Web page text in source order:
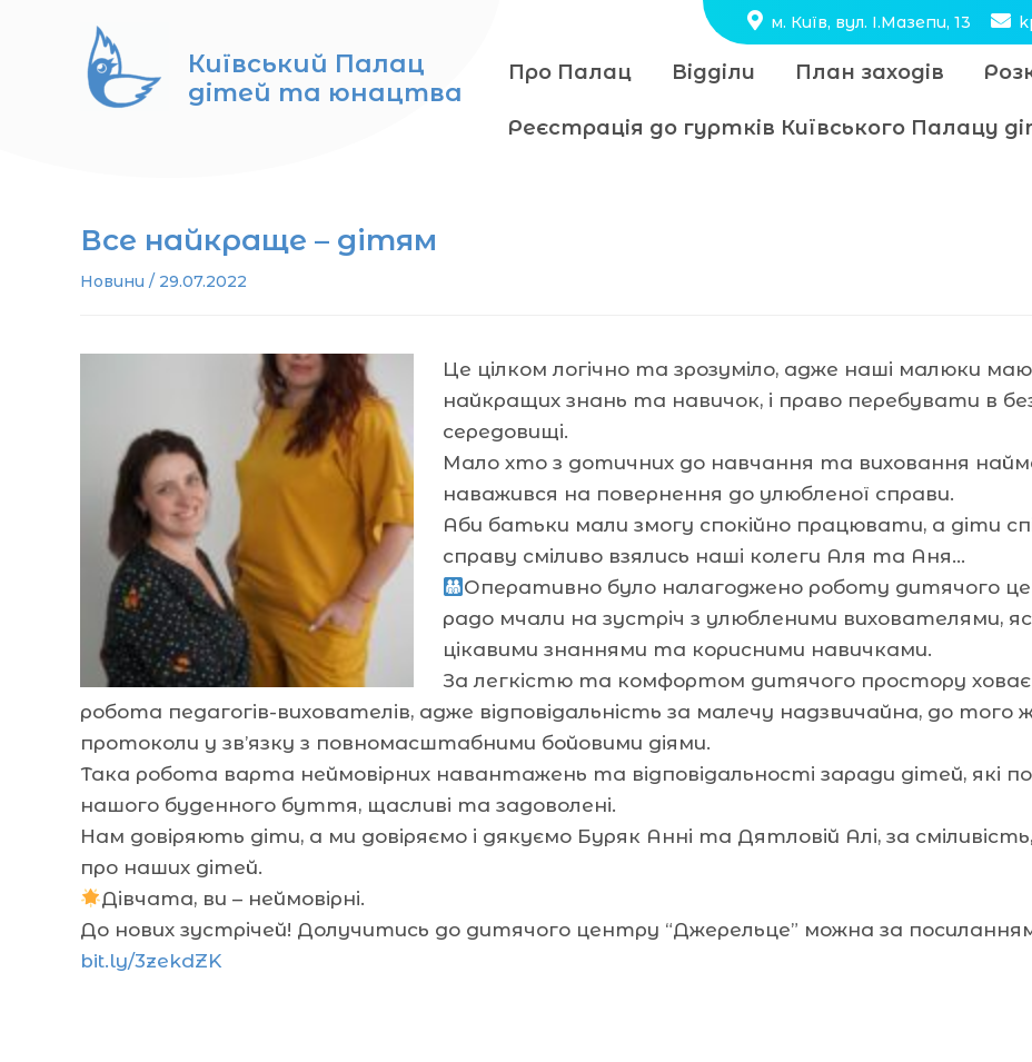
м. Київ, вул. І.Мазепи, 13
Київський Палац
дітей та юнацтва
Про Палац Відділи План заходів
Реєстрація до гуртків Київського Палацу
Все найкраще – дітям
Новини / 29.07.2022
Це цілком логічно та зрозуміло, адже наші малюки
найкращих знань та навичок, і право перебувати в
середовищі.
Мало хто з дотичних до навчання та виховання
наважився на повернення до улюбленої справи.
Аби батьки мали змогу спокійно працювати, а діти
справу сміливо взялись наші колеги Аля та Аня…
Оперативно було налагоджено роботу дитячого
радо мчали на зустріч з улюбленими вихователями,
цікавими знаннями та корисними навичками.
За легкістю та комфортом дитячого простору
робота педагогів-вихователів, адже відповідальність за малечу надзвичайна, до того
протоколи у зв’язку з повномасштабними бойовими діями.
Така робота варта неймовірних навантажень та відповідальності заради дітей, які
нашого буденного буття, щасливі та задоволені.
Нам довіряють діти, а ми довіряємо і дякуємо Буряк Анні та Дятловій Алі, за
про наших дітей.
Дівчата, ви – неймовірні.
До нових зустрічей! Долучитись до дитячого центру “Джерельце” можна за
bit.ly/3zekdZK